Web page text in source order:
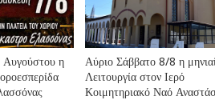
η
Αύριο Σάββατο 8/8 η
Λειτουργία στον Ιερό
Κοιμητηριακό Ναό